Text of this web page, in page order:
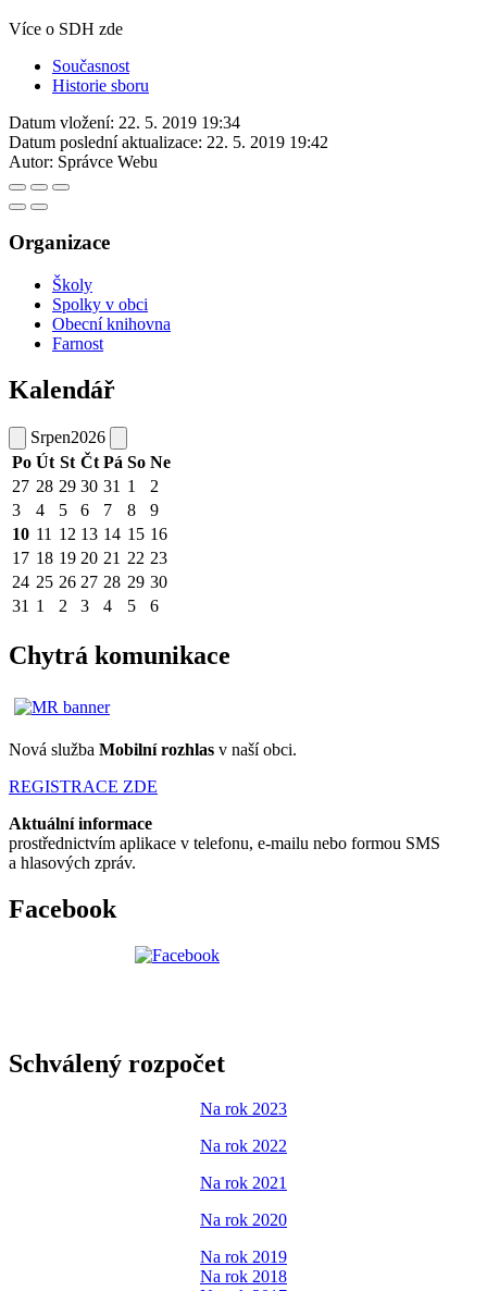
Více o SDH zde
Současnost
Historie sboru
Datum vložení: 22. 5. 2019 19:34
Datum poslední aktualizace: 22. 5. 2019 19:42
Autor: Správce Webu
Organizace
Školy
Spolky v obci
Obecní knihovna
Farnost
Kalendář
Srpen2026
Po Út St Čt Pá So Ne
27 28 29 30 31 1
2
3
4 5 6 7 8
9
10 11 12 13 14 15 16
17 18 19 20 21 22 23
24 25 26 27 28 29 30
31 1 2 3 4 5 6
Chytrá komunikace
Nová služba Mobilní rozhlas v naší obci.
REGISTRACE ZDE
Aktuální informace
prostřednictvím aplikace v telefonu, e-mailu nebo formou SMS
a hlasových zpráv.
Facebook
Schválený rozpočet
Na rok 2023
Na rok 2022
Na rok 2021
Na rok 2020
Na rok 2019
Na rok 2018